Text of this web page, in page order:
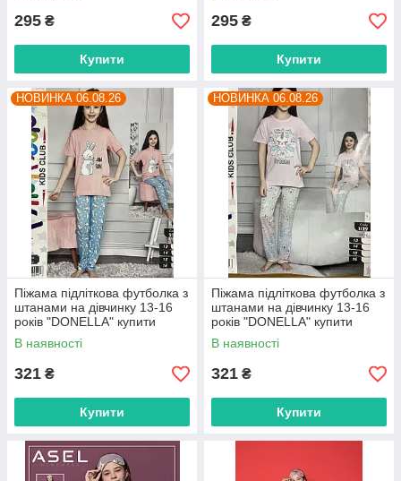
295 ₴
Купити
295 ₴
Купити
НОВИНКА 06.08.26
Піжама підліткова футболка з
штанами на дівчинку 13-16
років "DONELLA" купити
гуртом в Одесі на 7 км
В наявності
321 ₴
Купити
НОВИНКА 06.08.26
Піжама підліткова футболка з
штанами на дівчинку 13-16
років "DONELLA" купити
гуртом в Одесі на 7 км
В наявності
321 ₴
Купити